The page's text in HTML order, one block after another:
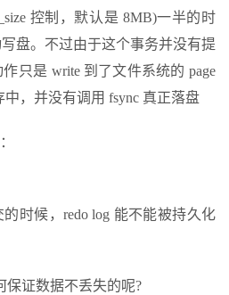
控制，默认是 8MB)一半的时
盘。不过由于这个事务并没有提
只是 write 到了文件系统的 page
中，并没有调用 fsync 真正落盘
时候，redo log 能不能被持久化
保证数据不丢失的呢?